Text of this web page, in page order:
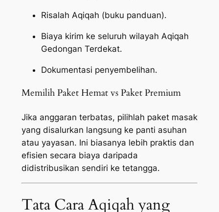
Risalah Aqiqah (buku panduan).
Biaya kirim ke seluruh wilayah Aqiqah
Gedongan Terdekat.
Dokumentasi penyembelihan.
Memilih Paket Hemat vs Paket Premium
Jika anggaran terbatas, pilihlah paket masak
yang disalurkan langsung ke panti asuhan
atau yayasan. Ini biasanya lebih praktis dan
efisien secara biaya daripada
didistribusikan sendiri ke tetangga.
Tata Cara Aqiqah yang